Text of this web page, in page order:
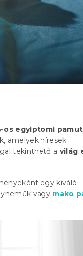
os egyiptomi pamut
amelyek híresek
tekinthető a világ
egy kiváló
vagy mako